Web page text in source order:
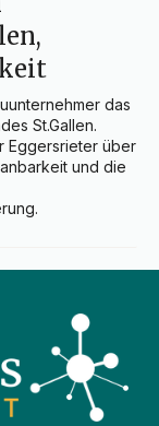
das
St.Gallen.
Eggersrieter über
und die